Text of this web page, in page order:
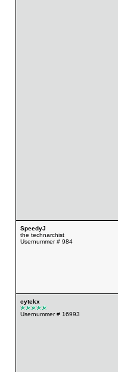
SpeedyJ
the technarchist
Usernummer # 984
cytekx
Usernummer # 16993